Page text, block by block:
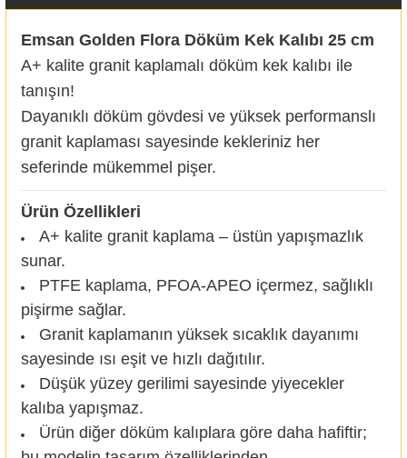
Emsan Golden Flora Döküm Kek Kalıbı 25 cm
A+ kalite granit kaplamalı döküm kek kalıbı ile
tanışın!
Dayanıklı döküm gövdesi ve yüksek performanslı
granit kaplaması sayesinde kekleriniz her
seferinde mükemmel pişer.
Ürün Özellikleri
A+ kalite granit kaplama – üstün yapışmazlık
sunar.
PTFE kaplama, PFOA-APEO içermez, sağlıklı
pişirme sağlar.
Granit kaplamanın yüksek sıcaklık dayanımı
sayesinde ısı eşit ve hızlı dağıtılır.
Düşük yüzey gerilimi sayesinde yiyecekler
kalıba yapışmaz.
Ürün diğer döküm kalıplara göre daha hafiftir;